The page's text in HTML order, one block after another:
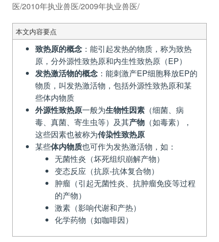
医/2010年执业兽医/2009年执业兽医/
本文内容要点
致热原的概念 ：能引起发热的物质，称为致热
原，分外源性致热原和内生性致热原（EP）
发热激活物的概念 ：能刺激产EP细胞释放EP的
物质，叫发热激活物，包括外源性致热原和某
些体内物质
外源性致热原一般为生物性因素 （细菌、病
毒、真菌、寄生虫等）及其产物 （如毒素），
这些因素也被称为传染性致热原
某些体内物质也可作为发热激活物，如：
无菌性炎（坏死组织崩解产物）
变态反应（抗原-抗体复合物）
肿瘤（引起无菌性炎、抗肿瘤免疫等过程
的产物）
激素（影响代谢和产热）
化学药物（如咖啡因）